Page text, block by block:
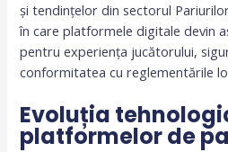
și tendințelor din sectorul
în care platformele digitale devin
pentru experiența jucătorului,
conformitatea cu reglementările
Evoluția
platformelor de